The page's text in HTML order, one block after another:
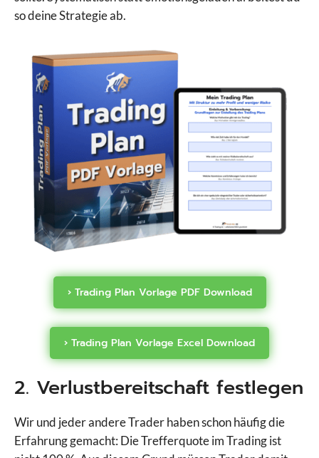
so deine Strategie ab.
› Trading Plan Vorlage PDF Download
› Trading Plan Vorlage Excel Download
2. Verlustbereitschaft festlegen
Wir und jeder andere Trader haben schon häufig die
Erfahrung gemacht: Die Trefferquote im Trading ist